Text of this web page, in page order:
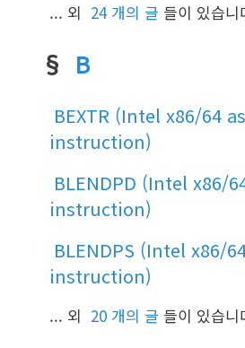
... 외 24 개의 글 들이 있습니
§ B
BEXTR (Intel x86/64
instruction)
BLENDPD (Intel x86/
instruction)
BLENDPS (Intel x86/
instruction)
... 외 20 개의 글 들이 있습니